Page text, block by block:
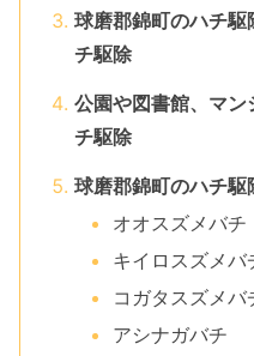
球磨郡錦町のハチ
チ駆除
公園や図書館、マ
チ駆除
球磨郡錦町のハチ
オオスズメバチ
キイロスズメバ
コガタスズメバ
アシナガバチ